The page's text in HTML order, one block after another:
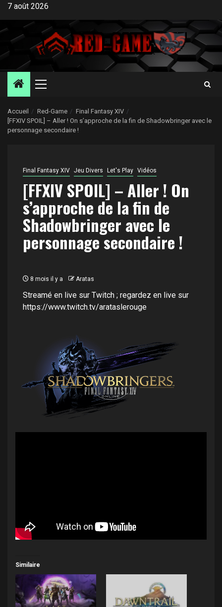
Aller
contenu
7 août 2026
Menu
Accueil Red-Game
Final Fantasy XIV
[FFXIV SPOIL] – Aller ! On s’approche de la fin de Shadowbringer avec le
personnage secondaire !
Final Fantasy XIV Jeu Divers Let's Play Vidéos
[FFXIV SPOIL] – Aller ! On
s’approche de la fin de
Shadowbringer avec le
personnage secondaire !
8 mois il y a Aratas
Streamé en live sur Twitch ; regardez en live sur
https://www.twitch.tv/arataslerouge
Similaire